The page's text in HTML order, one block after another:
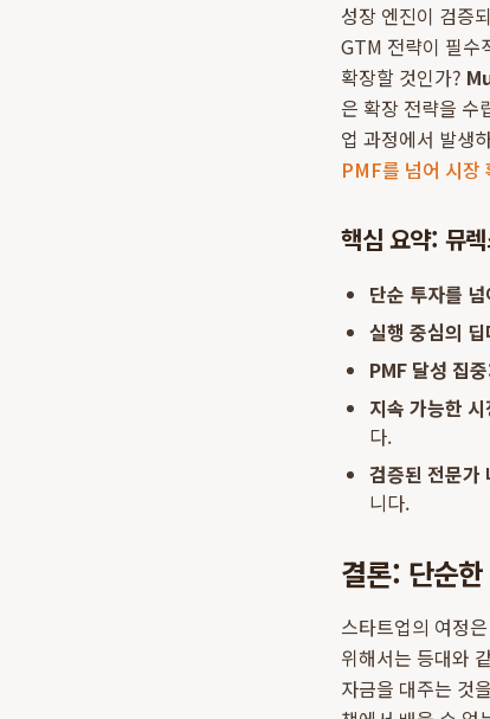
성장 엔진이 검증
GTM 전략이 필수
확장할 것인가?
은 확장 전략을 수
업 과정에서 발생
PMF를 넘어 시장
핵심 요약: 뮤
단순 투자를
실행 중심의
PMF 달성 집
지속 가능한
다.
검증된 전문가
니다.
결론: 단순
스타트업의 여정
위해서는 등대와
자금을 대주는 것